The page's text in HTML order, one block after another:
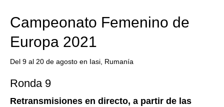
Campeonato Femenino de
Europa 2021
Del 9 al 20 de agosto en Iasi, Rumanía
Ronda 9
Retransmisiones en directo, a partir de las